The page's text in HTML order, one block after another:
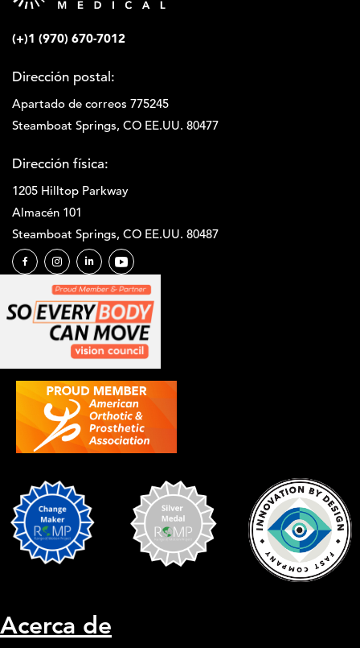
(+)1 (970) 670-7012
Dirección postal:
Apartado de correos 775245
Steamboat Springs, CO EE.UU. 80477
Dirección física:
1205 Hilltop Parkway
Almacén 101
Steamboat Springs, CO EE.UU. 80487
Acerca de